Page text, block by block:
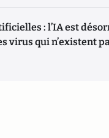
: l’IA est
virus qui n’existent